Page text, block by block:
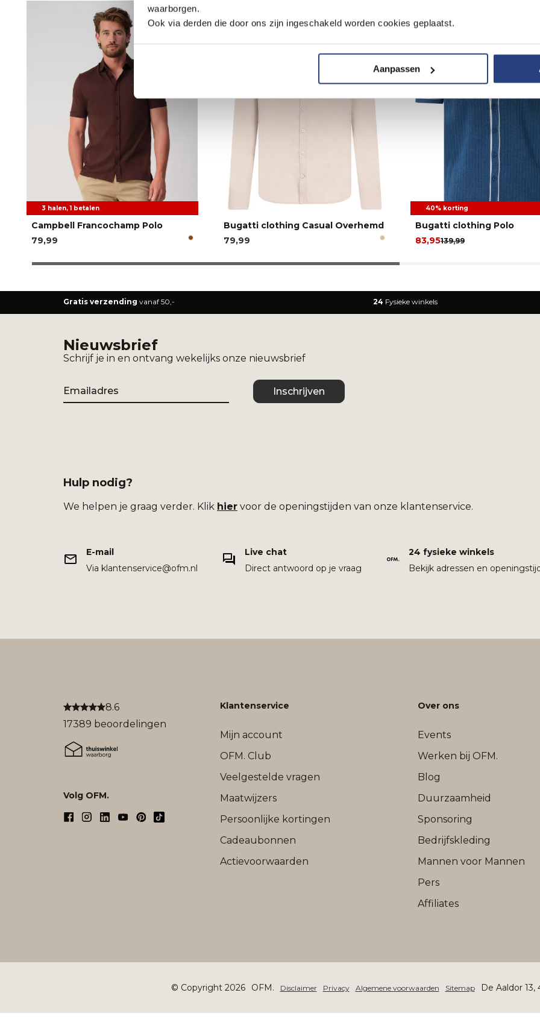
waarborgen.
Ook via derden die door ons zijn ingeschakeld worden cookies geplaatst.
Aanpassen
3 halen, 1 betalen
Campbell Francochamp Polo
79,99
Bugatti clothing Casual Overhemd
79,99
40% korting
Bugatti clothing Polo
139,99
83,95
Gratis verzending vanaf 50,- 24 Fysieke winkels
Nieuwsbrief
Schrijf je in en ontvang wekelijks onze nieuwsbrief
Email
Inschrijven
Hulp nodig?
We helpen je graag verder. Klik hier voor de openingstijden van onze klantenservice.
E-mail
Via klantenservice@ofm.nl
Live chat
Direct antwoord op je vraag
24 fysieke winkels
Bekijk adressen en
8.6
17389 beoordelingen
Volg OFM.
Klantenservice
Mijn account
OFM. Club
Veelgestelde vragen
Maatwijzers
Persoonlijke kortingen
Cadeaubonnen
Actievoorwaarden
Over ons
Events
Werken bij OFM.
Blog
Duurzaamheid
Sponsoring
Bedrijfskleding
Mannen voor Mannen
Pers
Affiliates
© Copyright 2026 OFM. Disclaimer Privacy Algemene voorwaarden Sitemap De Aaldor 13,